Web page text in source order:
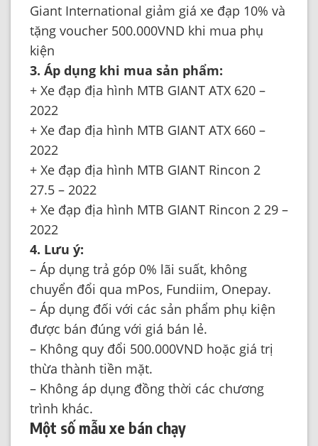
Giant International giảm giá xe đạp 10% và
tặng voucher 500.000VND khi mua phụ
kiện
3. Áp dụng khi mua sản phẩm:
+ Xe đạp địa hình MTB GIANT ATX 620 –
2022
+ Xe đap địa hình MTB GIANT ATX 660 –
2022
+ Xe đạp địa hình MTB GIANT Rincon 2
27.5 – 2022
+ Xe đạp địa hình MTB GIANT Rincon 2 29 –
2022
4. Lưu ý:
– Áp dụng trả góp 0% lãi suất, không
chuyển đổi qua mPos, Fundiim, Onepay.
– Áp dụng đối với các sản phẩm phụ kiện
được bán đúng với giá bán lẻ.
– Không quy đổi 500.000VND hoặc giá trị
thừa thành tiền mặt.
– Không áp dụng đồng thời các chương
trình khác.
Một số mẫu xe bán chạy